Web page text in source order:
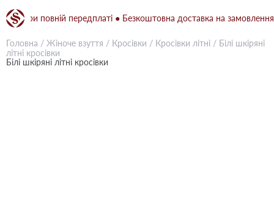
повній передплаті ● Безкоштовна доставка на замовлення
Головна / Жіноче взуття / Кросівки / Кросівки літні / Білі шкіряні
літні кросівки
Білі шкіряні літні кросівки